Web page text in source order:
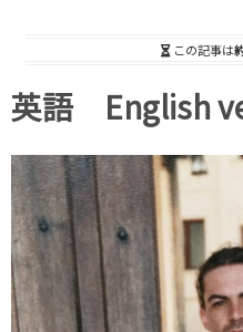
この記事は
英語 English